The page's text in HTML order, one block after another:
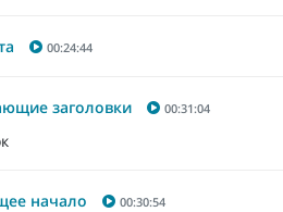
00:24:44
заголовки 00:31:04
начало 00:30:54